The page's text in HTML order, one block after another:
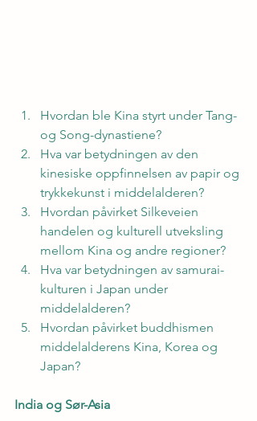
Hvordan ble Kina styrt under Tang-
og Song-dynastiene?
Hva var betydningen av den
kinesiske oppfinnelsen av papir og
trykkekunst i middelalderen?
Hvordan påvirket Silkeveien
handelen og kulturell utveksling
mellom Kina og andre regioner?
Hva var betydningen av samurai-
kulturen i Japan under
middelalderen?
Hvordan påvirket buddhismen
middelalderens Kina, Korea og
Japan?
India og Sør-Asia